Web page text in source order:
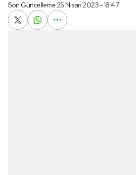
Son Güncelleme:25 Nisan 2023 - 18:47